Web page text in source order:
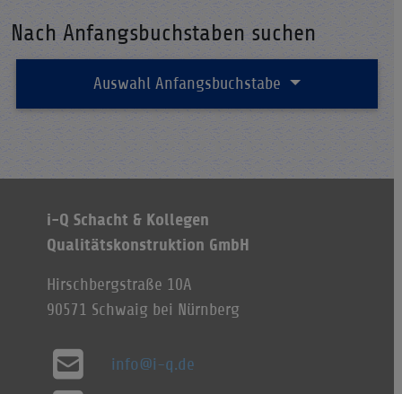
Nach Anfangsbuchstaben suchen
Auswahl Anfangsbuchstabe
i-Q Schacht & Kollegen
Qualitätskonstruktion GmbH
Hirschbergstraße 10A
90571 Schwaig bei Nürnberg
info@i-q.de